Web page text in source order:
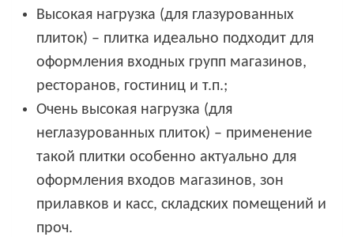
Высокая нагрузка (для глазурованных
плиток) – плитка идеально подходит для
оформления входных групп магазинов,
ресторанов, гостиниц и т.п.;
Очень высокая нагрузка (для
неглазурованных плиток) – применение
такой плитки особенно актуально для
оформления входов магазинов, зон
прилавков и касс, складских помещений и
проч.